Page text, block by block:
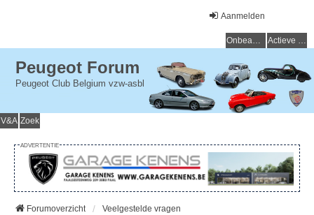
Aanmelden
Onbeantwoorde onderwerpen Actieve onderwerpen
Peugeot Forum
Peugeot Club Belgium vzw-asbl
V&A Zoek
ADVERTENTIE
Forumoverzicht Veelgestelde vragen